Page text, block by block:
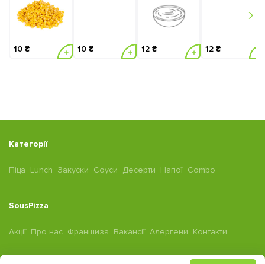
10 ₴ 10 ₴ 12 ₴ 12 ₴
Категорії
Піца Lunch Закуски Соуси Десерти Напої Combo
SousPizza
Акції Про нас Франшиза Вакансії Алергени Контакти